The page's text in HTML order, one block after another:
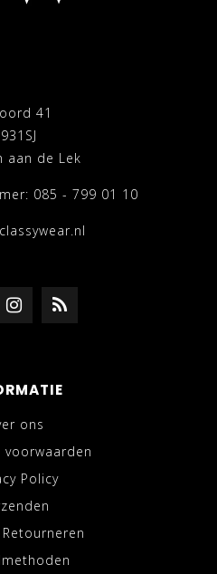
41
aan de Lek
085 - 799 01 10
ons
voorwaarden
Policy